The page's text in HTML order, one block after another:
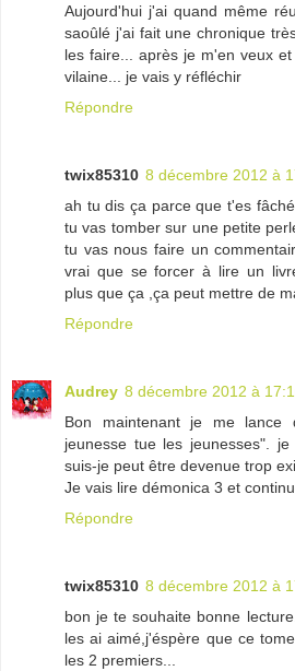
Aujourd'hui j'ai quand même
saoûlé j'ai fait une chronique
les faire... après je m'en veux
vilaine... je vais y réfléchir
Répondre
twix85310 8 décembre 2012 à
ah tu dis ça parce que t'es
tu vas tomber sur une petite
tu vas nous faire un
vrai que se forcer à lire un
plus que ça ,ça peut mettre de
Répondre
Audrey 8 décembre 2012 à
Bon maintenant je me
jeunesse tue les jeunesses".
suis-je peut être devenue trop
Je vais lire démonica 3 et
Répondre
twix85310 8 décembre 2012 à
bon je te souhaite bonne
les ai aimé,j'éspère que ce
les 2 premiers...